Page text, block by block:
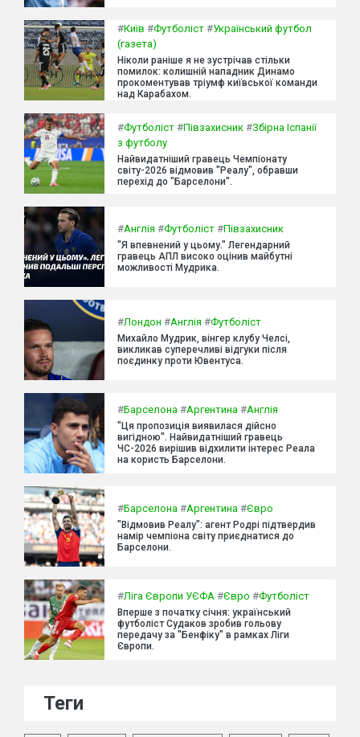
#Київ #Футболіст #Український футбол
(газета)
Ніколи раніше я не зустрічав стільки
помилок: колишній нападник Динамо
прокоментував тріумф київської команди
над Карабахом.
#Футболіст #Півзахисник #Збірна Іспанії
з футболу
Найвидатніший гравець Чемпіонату
світу-2026 відмовив "Реалу", обравши
перехід до "Барселони".
#Англія #Футболіст #Півзахисник
"Я впевнений у цьому." Легендарний
гравець АПЛ високо оцінив майбутні
можливості Мудрика.
#Лондон #Англія #Футболіст
Михайло Мудрик, вінгер клубу Челсі,
викликав суперечливі відгуки після
поєдинку проти Ювентуса.
#Барселона #Аргентина #Англія
"Ця пропозиція виявилася дійсно
вигідною". Найвидатніший гравець
ЧС-2026 вирішив відхилити інтерес Реала
на користь Барселони.
#Барселона #Аргентина #Євро
"Відмовив Реалу": агент Родрі підтвердив
намір чемпіона світу приєднатися до
Барселони.
#Ліга Європи УЄФА #Євро #Футболіст
Вперше з початку січня: український
футболіст Судаков зробив гольову
передачу за "Бенфіку" в рамках Ліги
Європи.
Теги